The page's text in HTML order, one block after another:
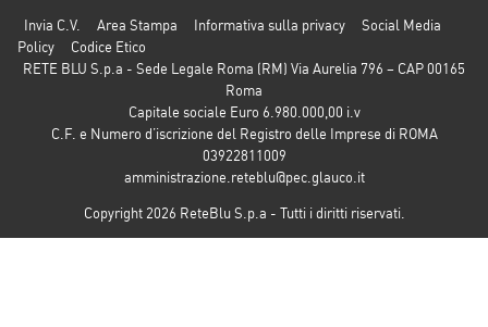
Invia C.V. Area Stampa Informativa sulla privacy
Social Media
Policy
Codice Etico
RETE BLU S.p.a - Sede Legale Roma (RM) Via Aurelia 796 – CAP 00165
Roma
Capitale sociale Euro 6.980.000,00 i.v
C.F. e Numero d’iscrizione del Registro delle Imprese di ROMA
03922811009
amministrazione.reteblu@pec.glauco.it
Copyright 2026 ReteBlu S.p.a - Tutti i diritti riservati.